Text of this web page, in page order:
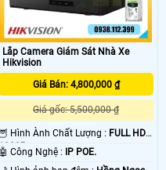
Lắp Camera Giám Sát Nhà Xe
Hikvision
Giá Bán: 4,800,000 ₫
Giá gốc: 5,500,000 ₫
🦉 Hình Ành Chất Lượng : FULL HD
1080P .
🤖️ Công Nghệ : IP POE.